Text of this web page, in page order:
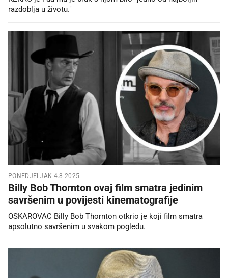
razdoblja u životu."
PONEDJELJAK 4.8.2025.
Billy Bob Thornton ovaj film smatra jedinim
savršenim u povijesti kinematografije
OSKAROVAC Billy Bob Thornton otkrio je koji film smatra
apsolutno savršenim u svakom pogledu.